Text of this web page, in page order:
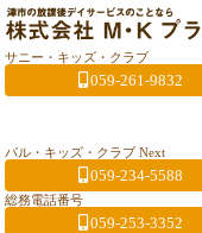
サニー・キッズ・クラブ
059-261-9832
パル・キッズ・クラブ Next
059-234-5588
総務電話番号
059-253-3352